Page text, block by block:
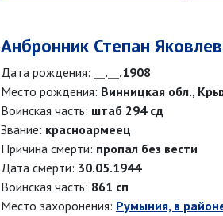
Анбронник Степан
Дата рождения:
__.__.1908
Место рождения: Винницкая обл.,
Воинская часть: штаб 294 сд
Звание: красноармеец
Причина смерти: пропал без вести
Дата смерти: 30.05.1944
Воинская часть: 861 сп
Место захоронения: Румыния, в